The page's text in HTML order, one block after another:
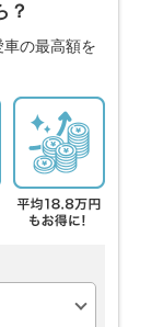
？
の最高額を